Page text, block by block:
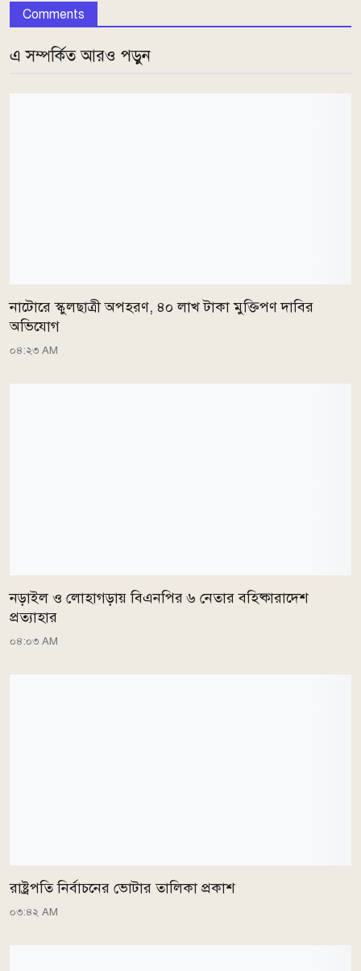
Comments
এ সম্পর্কিত আরও পড়ুন
নাটোরে স্কুলছাত্রী অপহরণ, ৪০ লাখ টাকা মুক্তিপণ দাবির
অভিযোগ
০৪:২৩ AM
নড়াইল ও লোহাগড়ায় বিএনপির ৬ নেতার বহিষ্কারাদেশ
প্রত্যাহার
০৪:০৩ AM
রাষ্ট্রপতি নির্বাচনের ভোটার তালিকা প্রকাশ
০৩:৪২ AM